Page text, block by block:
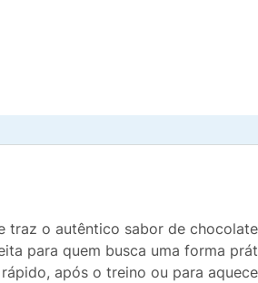
o autêntico sabor de
para quem busca uma forma
após o treino ou para